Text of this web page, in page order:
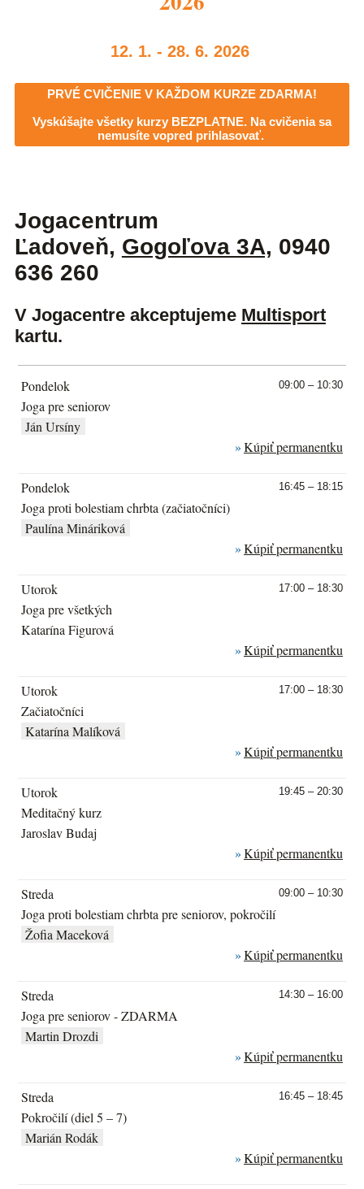
12. 1. - 28. 6. 2026
PRVÉ CVIČENIE V KAŽDOM KURZE ZDARMA!
Vyskúšajte všetky kurzy BEZPLATNE. Na cvičenia sa
nemusíte vopred prihlasovať.
Jogacentrum
Ľadoveň, Gogoľova 3A, 0940
636 260
V Jogacentre akceptujeme Multisport
kartu.
Pondelok 09:00 – 10:30
Joga pre seniorov
Ján Ursíny
Kúpiť permanentku
Pondelok 16:45 – 18:15
Joga proti bolestiam chrbta (začiatočníci)
Paulína Mináriková
Kúpiť permanentku
Utorok 17:00 – 18:30
Joga pre všetkých
Katarína Figurová
Kúpiť permanentku
Utorok 17:00 – 18:30
Začiatočníci
Katarína Malíková
Kúpiť permanentku
Utorok 19:45 – 20:30
Meditačný kurz
Jaroslav Budaj
Kúpiť permanentku
Streda 09:00 – 10:30
Joga proti bolestiam chrbta pre seniorov, pokročilí
Žofia Maceková
Kúpiť permanentku
Streda 14:30 – 16:00
Joga pre seniorov - ZDARMA
Martin Drozdi
Kúpiť permanentku
Streda 16:45 – 18:45
Pokročilí (diel 5 – 7)
Marián Rodák
Kúpiť permanentku